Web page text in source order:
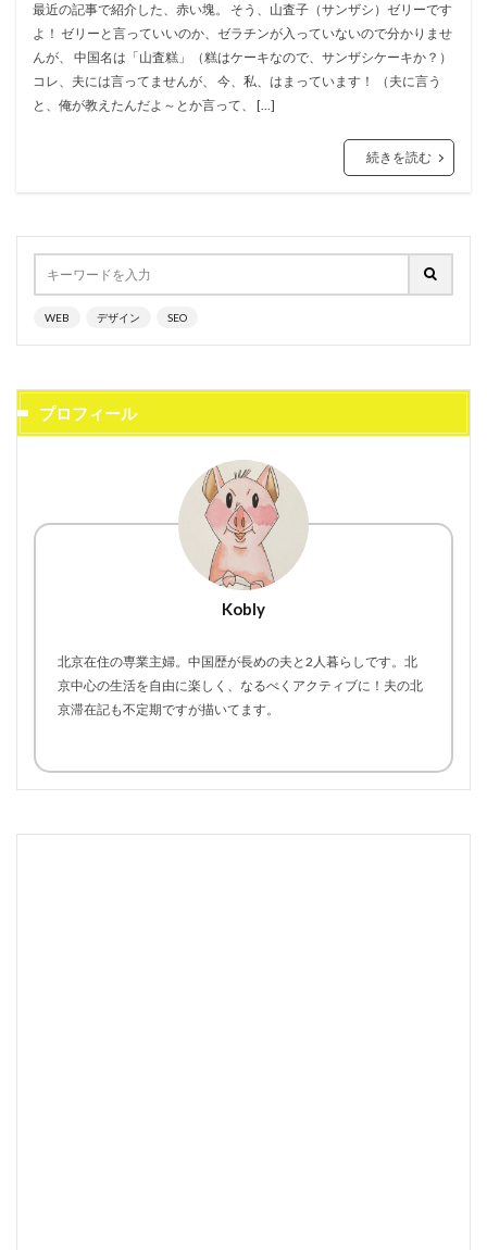
最近の記事で紹介した、赤い塊。 そう、山査子（サンザシ）ゼリーです
よ！ ゼリーと言っていいのか、ゼラチンが入っていないので分かりませ
んが、 中国名は「山査糕」（糕はケーキなので、サンザシケーキか？）
コレ、夫には言ってませんが、 今、私、はまっています！ （夫に言う
と、俺が教えたんだよ～とか言って、 […]
続きを読む
WEB デザイン SEO
プロフィール
Kobly
北京在住の専業主婦。中国歴が長めの夫と2人暮らしです。北
京中心の生活を自由に楽しく、なるべくアクティブに！夫の北
京滞在記も不定期ですが描いてます。